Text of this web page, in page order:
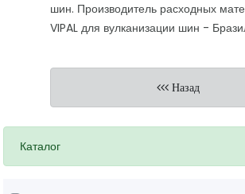
Каталог
шин. Производитель расходных
VIPAL для вулканизации шин -
Назад